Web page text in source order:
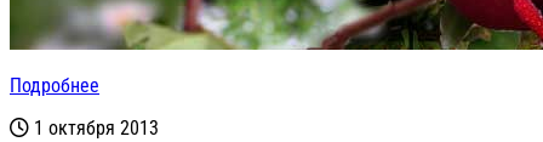
Подробнее
1 октября 2013